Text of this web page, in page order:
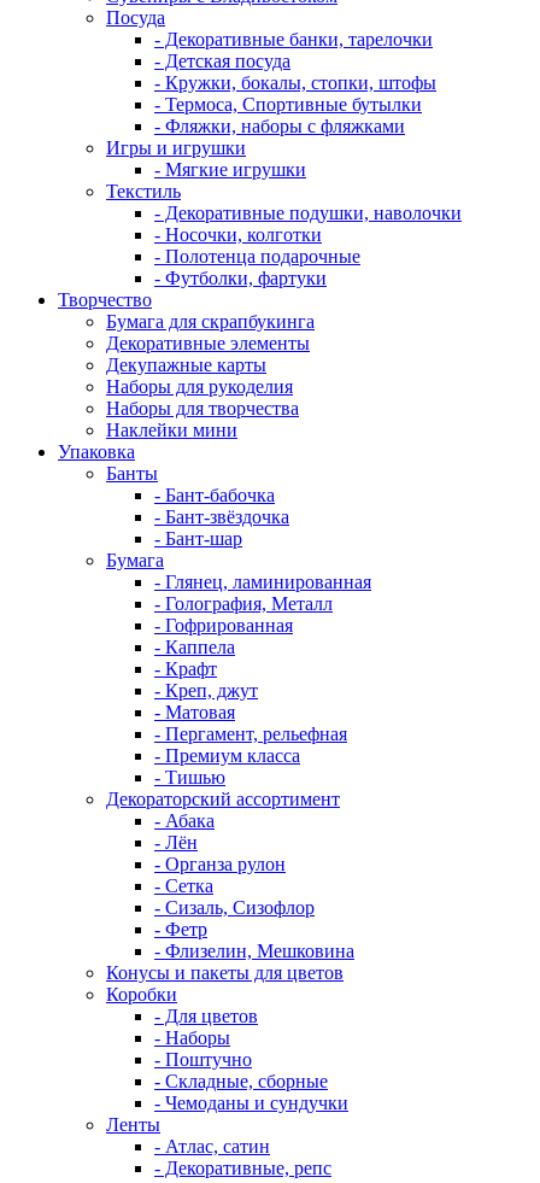
Посуда
- Декоративные банки, тарелочки
- Детская посуда
- Кружки, бокалы, стопки, штофы
- Термоса, Спортивные бутылки
- Фляжки, наборы с фляжками
Игры и игрушки
- Мягкие игрушки
Текстиль
- Декоративные подушки, наволочки
- Носочки, колготки
- Полотенца подарочные
- Футболки, фартуки
Творчество
Бумага для скрапбукинга
Декоративные элементы
Декупажные карты
Наборы для рукоделия
Наборы для творчества
Наклейки мини
Упаковка
Банты
- Бант-бабочка
- Бант-звёздочка
- Бант-шар
Бумага
- Глянец, ламинированная
- Голография, Металл
- Гофрированная
- Каппела
- Крафт
- Креп, джут
- Матовая
- Пергамент, рельефная
- Премиум класса
- Тишью
Декораторский ассортимент
- Абака
- Лён
- Органза рулон
- Сетка
- Сизаль, Сизофлор
- Фетр
- Флизелин, Мешковина
Конусы и пакеты для цветов
Коробки
- Для цветов
- Наборы
- Поштучно
- Складные, сборные
- Чемоданы и сундучки
Ленты
- Атлас, сатин
- Декоративные, репс